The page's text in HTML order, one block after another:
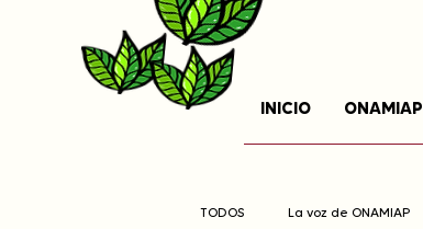
INICIO ONAMIAP
TODOS La voz de ONAMIAP